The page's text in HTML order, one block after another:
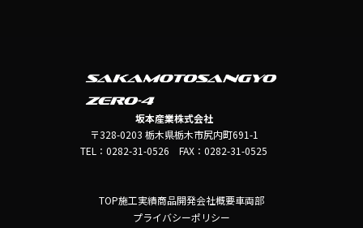
坂本産業株式会社
〒328-0203 栃木県栃木市尻内町691-1
TEL：0282-31-0526 FAX：0282-31-0525
TOP施工実績商品開発会社概要車両部
プライバシーポリシー